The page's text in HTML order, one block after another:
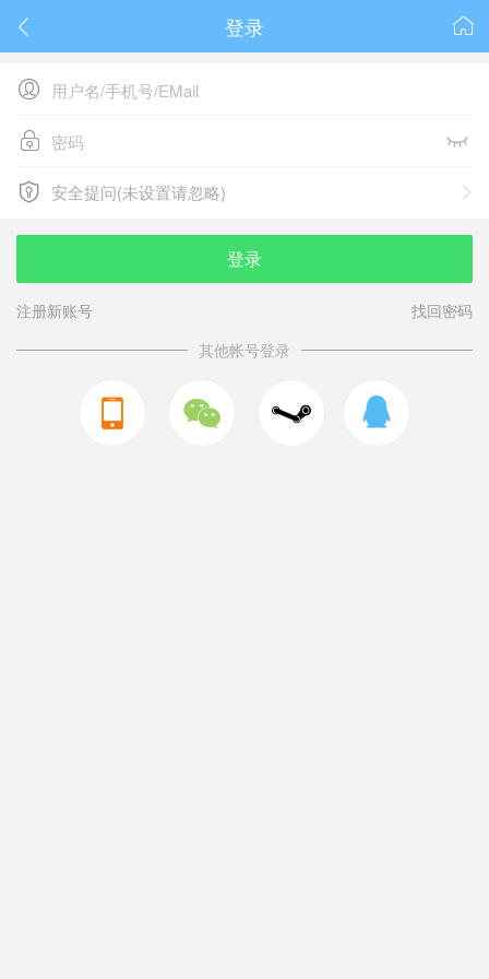
 
登录

 
 
安全提问(未设置请忽略)
安全提问(未设置请忽略)
登录
注册新账号
找回密码
其他帐号登录
  